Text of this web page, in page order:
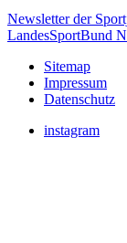
Newsletter der
LandesSportBund
Sitemap
Impressum
Datenschutz
instagram